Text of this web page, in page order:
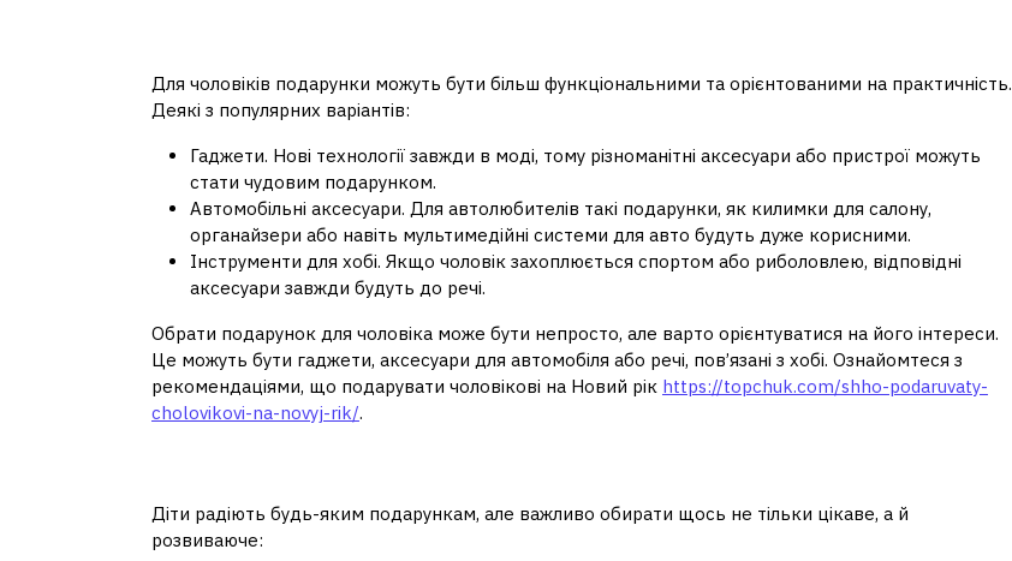
Для чоловіків подарунки можуть бути більш функціональними та орієнтованими на практичність.
Деякі з популярних варіантів:
Гаджети. Нові технології завжди в моді, тому різноманітні аксесуари або пристрої можуть
стати чудовим подарунком.
Автомобільні аксесуари. Для автолюбителів такі подарунки, як килимки для салону,
органайзери або навіть мультимедійні системи для авто будуть дуже корисними.
Інструменти для хобі. Якщо чоловік захоплюється спортом або риболовлею, відповідні
аксесуари завжди будуть до речі.
Обрати подарунок для чоловіка може бути непросто, але варто орієнтуватися на його інтереси.
Це можуть бути гаджети, аксесуари для автомобіля або речі, пов’язані з хобі. Ознайомтеся з
рекомендаціями, що подарувати чоловікові на Новий рік https://topchuk.com/shho-podaruvaty-
cholovikovi-na-novyj-rik/.
Діти радіють будь-яким подарункам, але важливо обирати щось не тільки цікаве, а й
розвиваюче: